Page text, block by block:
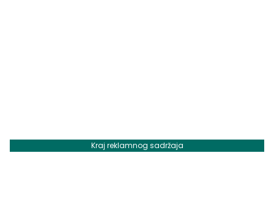
Kraj reklamnog sadržaja